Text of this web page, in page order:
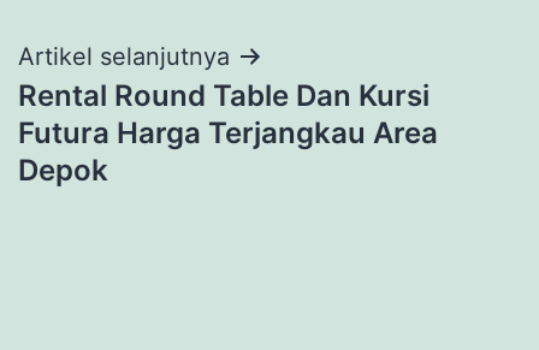
Artikel selanjutnya
Rental Round Table Dan Kursi
Futura Harga Terjangkau Area
Depok